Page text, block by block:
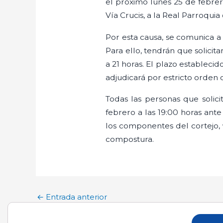
el próximo lunes 25 de
Vía Crucis, a la Real Parroquia
Por esta causa, se comunica
Para ello, tendrán que
a 21 horas. El plazo
adjudicará por estricto orden
Todas las personas que
febrero a las 19:00 horas
los componentes del
compostura.
← Entrada anterior